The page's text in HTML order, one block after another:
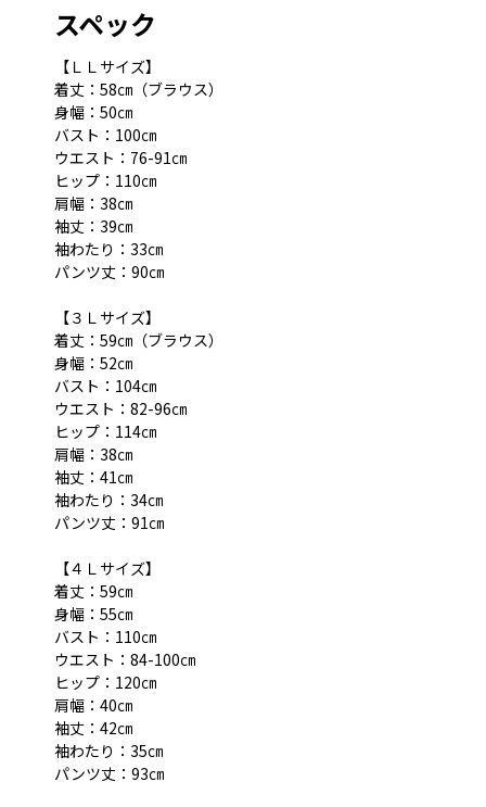
スペック
【ＬＬサイズ】
着丈：58㎝（ブラウス）
身幅：50㎝
バスト：100㎝
ウエスト：76-91㎝
ヒップ：110㎝
肩幅：38㎝
袖丈：39㎝
袖わたり：33㎝
パンツ丈：90㎝
【３Ｌサイズ】
着丈：59㎝（ブラウス）
身幅：52㎝
バスト：104㎝
ウエスト：82-96㎝
ヒップ：114㎝
肩幅：38㎝
袖丈：41㎝
袖わたり：34㎝
パンツ丈：91㎝
【４Ｌサイズ】
着丈：59㎝
身幅：55㎝
バスト：110㎝
ウエスト：84-100㎝
ヒップ：120㎝
肩幅：40㎝
袖丈：42㎝
袖わたり：35㎝
パンツ丈：93㎝